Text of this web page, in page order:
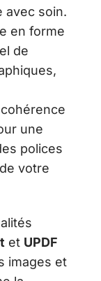
avec soin.
en forme
de
une
polices
votre
et UPDF
images et